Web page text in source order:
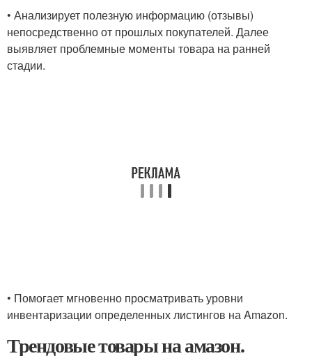
• Анализирует полезную информацию (отзывы)
непосредственно от прошлых покупателей. Далее
выявляет проблемные моменты товара на ранней
стадии.
• Помогает мгновенно просматривать уровни
инвентаризации определенных листингов на Amazon.
Трендовые товары на амазон.